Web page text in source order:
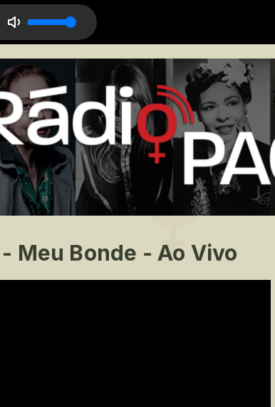
Me Ouvir
Meu Bonde - Ao Vivo